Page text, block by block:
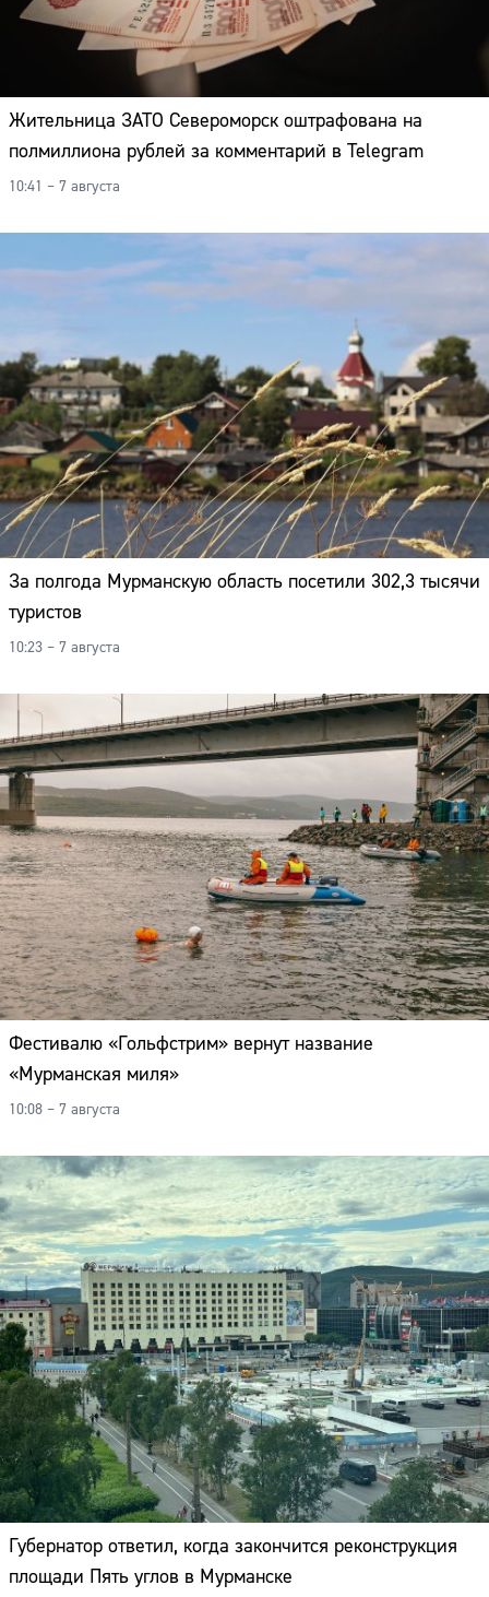
Жительница ЗАТО Североморск оштрафована на
полмиллиона рублей за комментарий в Telegram
10:41 – 7 августа
За полгода Мурманскую область посетили 302,3 тысячи
туристов
10:23 – 7 августа
Фестивалю «Гольфстрим» вернут название
«Мурманская миля»
10:08 – 7 августа
Губернатор ответил, когда закончится реконструкция
площади Пять углов в Мурманске